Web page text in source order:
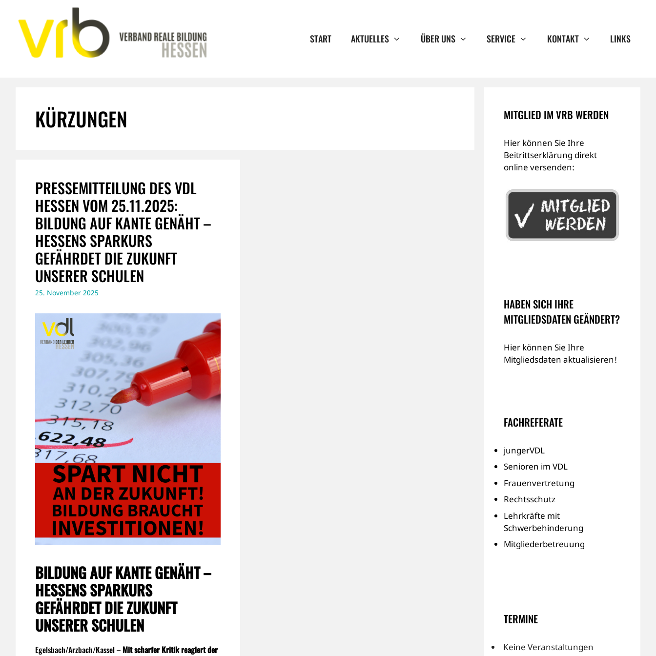
Inhalt
springen
START AKTUELLES ÜBER UNS SERVICE KONTAKT LINKS
KÜRZUNGEN
PRESSEMITTEILUNG DES VDL
HESSEN VOM 25.11.2025:
BILDUNG AUF KANTE GENÄHT –
HESSENS SPARKURS
GEFÄHRDET DIE ZUKUNFT
UNSERER SCHULEN
25. November 2025
BILDUNG AUF KANTE GENÄHT –
HESSENS SPARKURS
GEFÄHRDET DIE ZUKUNFT
UNSERER SCHULEN
Egelsbach/Arzbach/Kassel – Mit scharfer Kritik reagiert der
MITGLIED IM VRB WERDEN
Hier können Sie Ihre
Beitrittserklärung direkt
online versenden:
HABEN SICH IHRE
MITGLIEDSDATEN GEÄNDERT?
Hier können Sie Ihre
Mitgliedsdaten aktualisieren!
FACHREFERATE
jungerVDL
Senioren im VDL
Frauenvertretung
Rechtsschutz
Lehrkräfte mit
Schwerbehinderung
Mitgliederbetreuung
TERMINE
Keine Veranstaltungen